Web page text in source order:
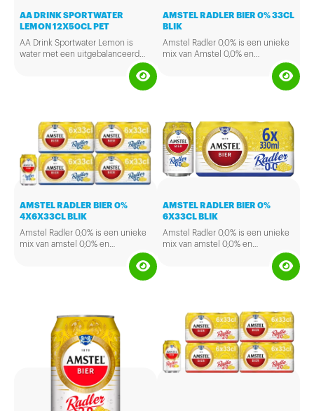
AA DRINK SPORTWATER
LEMON 12X50CL PET
AA Drink Sportwater Lemon is
water met een uitgebalanceerd
mineralen complex speciaal voor
verfrissende citroensmaak en
calorieën en géén koolzuur. Als je
intensief beweegt is je lichaam uit
balans, je verliest snel vocht en
mineralen. Wil je dat aanvullen
zonder calorieën dan is AA Drink
Sportwater ideaal.
AMSTEL RADLER BIER 0% 33CL
BLIK
Amstel Radler 0,0% is een unieke
mix van Amstel 0,0% en
sprankelend citroen water. Het is
te drinken op elk moment van de
dag, drink het bijvoorbeeld bij de
kunstmatige toevoegingen.
AMSTEL RADLER BIER 0%
4X6X33CL BLIK
Amstel Radler 0,0% is een unieke
mix van amstel 0,0% en
sprankelend citroen water. Het is
te drinken op elk moment van de
dag, drink het bijvoorbeeld bij de
AMSTEL RADLER BIER 0%
6X33CL BLIK
Amstel Radler 0,0% is een unieke
mix van amstel 0,0% en
sprankelend citroen water. Het is
te drinken op elk moment van de
dag, drink het bijvoorbeeld bij de
kunstmatige toevoegingen.